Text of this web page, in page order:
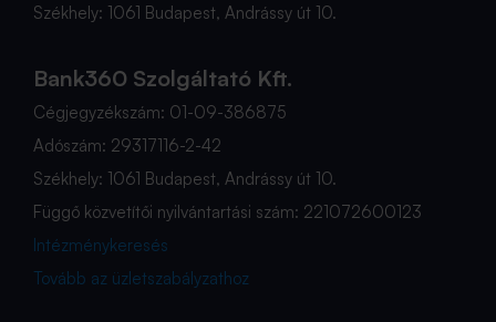
Székhely: 1061 Budapest, Andrássy út 10.
Bank360 Szolgáltató Kft.
Cégjegyzékszám: 01-09-386875
Adószám: 29317116-2-42
Székhely: 1061 Budapest, Andrássy út 10.
Függő közvetítői nyilvántartási szám: 221072600123
Intézménykeresés
Tovább az üzletszabályzathoz